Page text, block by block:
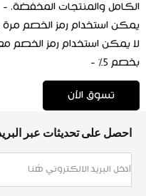
الكامل والمنتجات المخفضة. -
يمكن استخدام رمز الخصم
بخصم 5% -
تسوق الآن
احصل على تحديثات عبر